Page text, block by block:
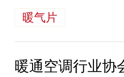
暖气片
暖通空调行业协